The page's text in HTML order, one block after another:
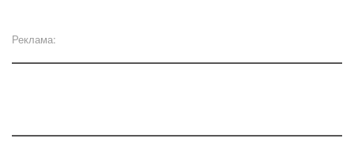
Реклама: